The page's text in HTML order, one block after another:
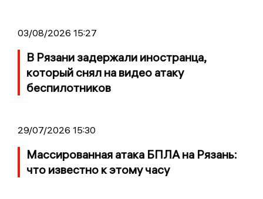
03/08/2026 15:27
В Рязани задержали иностранца,
который снял на видео атаку
беспилотников
29/07/2026 15:30
Массированная атака БПЛА на Рязань:
что известно к этому часу